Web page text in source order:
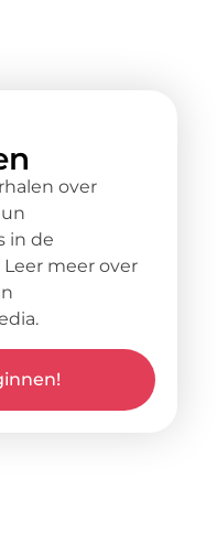
over
in de
meer over